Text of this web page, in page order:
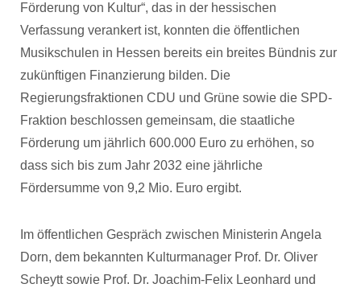
Förderung von Kultur“, das in der hessischen
Verfassung verankert ist, konnten die öffentlichen
Musikschulen in Hessen bereits ein breites Bündnis zur
zukünftigen Finanzierung bilden. Die
Regierungsfraktionen CDU und Grüne sowie die SPD-
Fraktion beschlossen gemeinsam, die staatliche
Förderung um jährlich 600.000 Euro zu erhöhen, so
dass sich bis zum Jahr 2032 eine jährliche
Fördersumme von 9,2 Mio. Euro ergibt.
Im öffentlichen Gespräch zwischen Ministerin Angela
Dorn, dem bekannten Kulturmanager Prof. Dr. Oliver
Scheytt sowie Prof. Dr. Joachim-Felix Leonhard und